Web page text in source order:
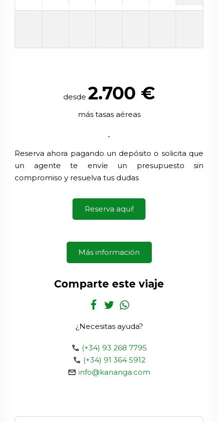
desde 2.700 €
más tasas aéreas
-
Reserva ahora pagando un depósito o solicita que
un agente te envíe un presupuesto sin
compromiso y resuelva tus dudas
Reserva aquí!
Más información
Comparte este viaje
¿Necesitas ayuda?
call (+34) 93 268 7795
call (+34) 91 364 5912
email info@kananga.com